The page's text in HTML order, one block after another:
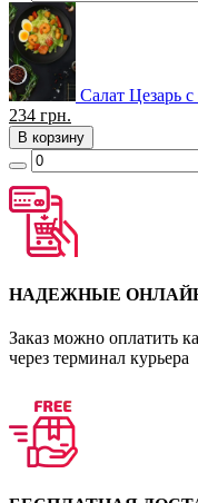
Салат Цезарь
234 грн.
В корзину
НАДЕЖНЫЕ
Заказ можно оплатить
через терминал курьера